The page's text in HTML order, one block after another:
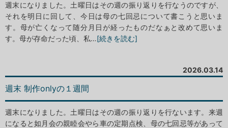
週末になりました。土曜日はその週の振り返りを行なうのですが、
それを明日に回して、今日は母の七回忌について書こうと思いま
す。母が亡くなって随分月日が経ったものだなぁと改めて思いま
す。母が存命だった頃、私…[続きを読む]
2026.03.14
週末 制作onlyの１週間
週末になりました。土曜日はその週の振り返りを行ないます。来週
になると如月会の親睦会やら車の定期点検、母の七回忌等があって